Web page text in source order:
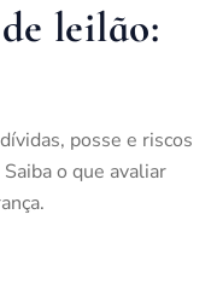
leilão:
posse e riscos
o que avaliar